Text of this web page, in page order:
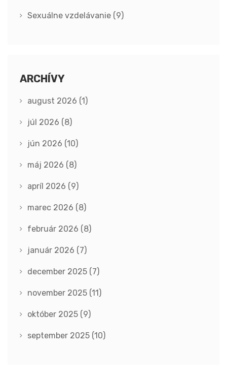
Sexuálne vzdelávanie (9)
ARCHÍVY
august 2026 (1)
júl 2026 (8)
jún 2026 (10)
máj 2026 (8)
apríl 2026 (9)
marec 2026 (8)
február 2026 (8)
január 2026 (7)
december 2025 (7)
november 2025 (11)
október 2025 (9)
september 2025 (10)